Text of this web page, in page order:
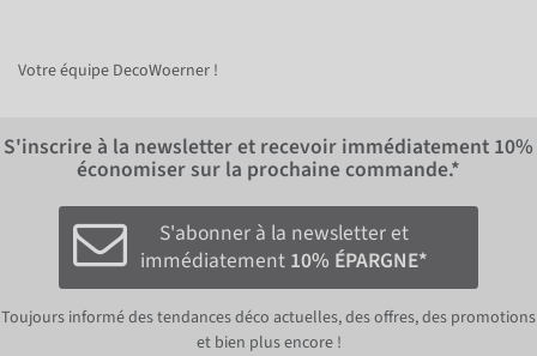
Votre équipe DecoWoerner !
S'inscrire à la newsletter et recevoir immédiatement 10%
économiser sur la prochaine commande.*
S'abonner à la newsletter et
immédiatement 10% ÉPARGNE*
Toujours informé des tendances déco actuelles, des offres, des promotions
et bien plus encore !